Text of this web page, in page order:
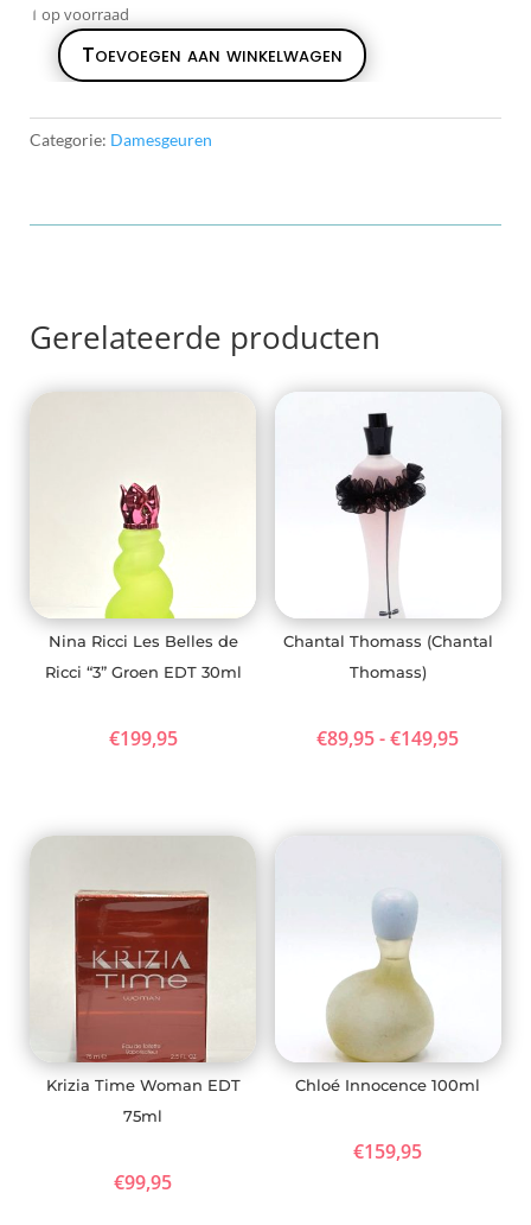
1 op voorraad
Estee
White
Linen
100ml
Toevoegen aan winkelwagen
Categorie: Damesgeuren
Gerelateerde producten
Nina Ricci Les Belles de
Ricci “3” Groen EDT 30ml
€199,95
Chantal Thomass (Chantal
Thomass)
€89,95 - €149,95
Krizia Time Woman EDT
75ml
€99,95
Chloé Innocence 100ml
€159,95